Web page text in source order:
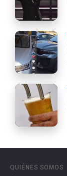
QUIÉNES SOMOS